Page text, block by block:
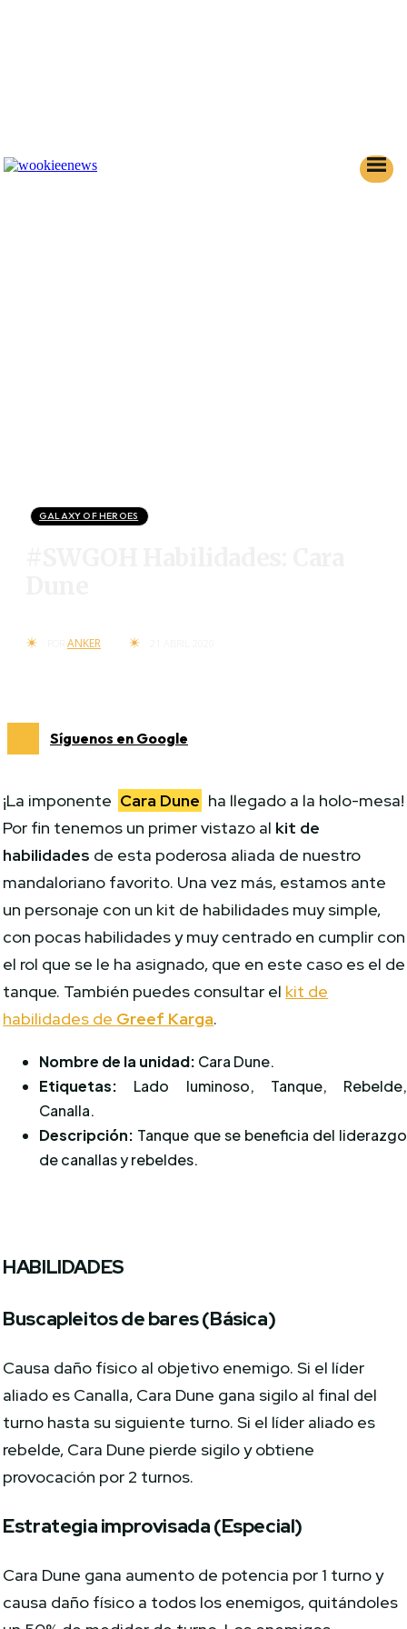
GALAXY OF HEROES
ANKER
Síguenos en Google
¡La imponente Cara Dune ha llegado a la holo-mesa!
Por fin tenemos un primer vistazo al kit de
habilidades de esta poderosa aliada de nuestro
mandaloriano favorito. Una vez más, estamos ante
un personaje con un kit de habilidades muy simple,
con pocas habilidades y muy centrado en cumplir con
el rol que se le ha asignado, que en este caso es el de
tanque. También puedes consultar el kit de
habilidades de Greef Karga.
Nombre de la unidad: Cara Dune.
Etiquetas: Lado luminoso, Tanque, Rebelde,
Canalla.
Descripción: Tanque que se beneficia del liderazgo
de canallas y rebeldes.
HABILIDADES
Buscapleitos de bares (Básica)
Causa daño físico al objetivo enemigo. Si el líder
aliado es Canalla, Cara Dune gana sigilo al final del
turno hasta su siguiente turno. Si el líder aliado es
rebelde, Cara Dune pierde sigilo y obtiene
provocación por 2 turnos.
Estrategia improvisada (Especial)
Cara Dune gana aumento de potencia por 1 turno y
causa daño físico a todos los enemigos, quitándoles